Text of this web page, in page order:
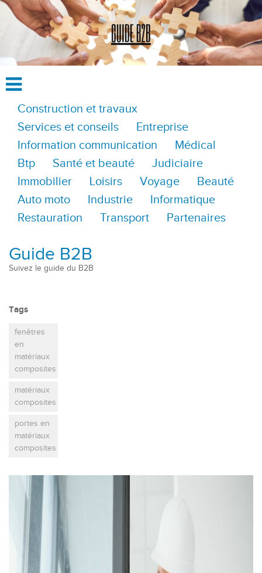
Construction et travaux
Services et conseils
Entreprise
Information communication
Médical
Btp
Santé et beauté
Judiciaire
Immobilier
Loisirs Voyage
Beauté
Auto moto
Industrie
Informatique
Restauration
Transport Partenaires
Guide B2B
Suivez le guide du B2B
Tags
fenêtres
en
matériaux
composites
matériaux
composites
portes en
matériaux
composites